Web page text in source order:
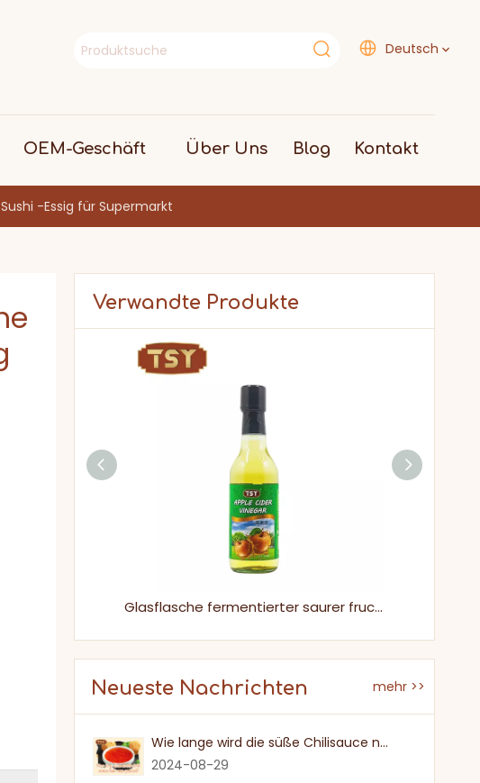
Deutsch
OEM-Geschäft Über Uns Blog Kontakt
-Essig für Supermarkt
Verwandte Produkte
Glasflasche fermentierter saurer fruchtiger Apfelessig fermentiert
Neueste Nachrichten mehr >>
Wie lange wird die süße Chilisauce nach einmal eröffnet?
2024-08-29